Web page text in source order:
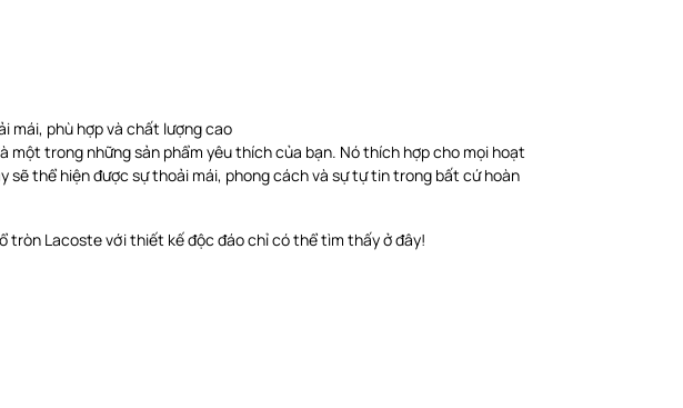
mái, phù hợp và chất lượng cao
trong những sản phẩm yêu thích của bạn. Nó thích hợp cho mọi hoạt
sẽ thể hiện được sự thoải mái, phong cách và sự tự tin trong bất cứ hoàn
tròn Lacoste với thiết kế độc đáo chỉ có thể tìm thấy ở đây!